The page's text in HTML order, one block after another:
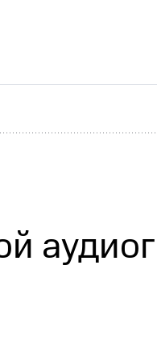
Контакты
Контроль и аудит